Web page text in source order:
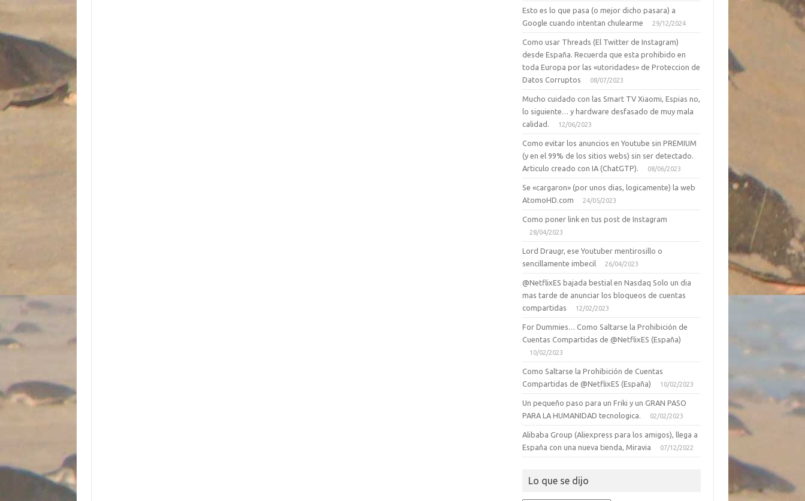
Esto es lo que pasa (o mejor dicho pasara) a
Google cuando intentan chulearme
29/12/2024
Como usar Threads (El Twitter de Instagram)
desde España. Recuerda que esta prohibido en
toda Europa por las «utoridades» de Proteccion de
Datos Corruptos
08/07/2023
Mucho cuidado con las Smart TV Xiaomi, Espias no,
lo siguiente… y hardware desfasado de muy mala
calidad.
12/06/2023
Como evitar los anuncios en Youtube sin PREMIUM
(y en el 99% de los sitios webs) sin ser detectado.
Articulo creado con IA (ChatGTP).
08/06/2023
Se «cargaron» (por unos dias, logicamente) la web
AtomoHD.com
24/05/2023
Como poner link en tus post de Instagram
28/04/2023
Lord Draugr, ese Youtuber mentirosillo o
sencillamente imbecil
26/04/2023
@NetflixES bajada bestial en Nasdaq Solo un dia
mas tarde de anunciar los bloqueos de cuentas
compartidas
12/02/2023
For Dummies… Como Saltarse la Prohibición de
Cuentas Compartidas de @NetflixES (España)
10/02/2023
Como Saltarse la Prohibición de Cuentas
Compartidas de @NetflixES (España)
10/02/2023
Un pequeño paso para un Friki y un GRAN PASO
PARA LA HUMANIDAD tecnologica.
02/02/2023
Alibaba Group (Aliexpress para los amigos), llega a
España con una nueva tienda, Miravia
07/12/2022
Lo que se dijo